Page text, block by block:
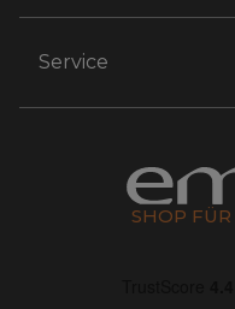
Service
SHOP